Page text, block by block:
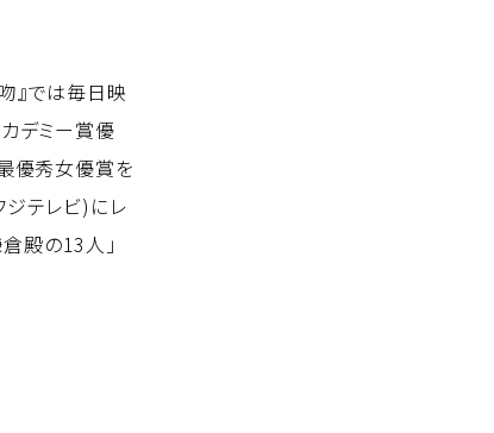
』では毎日映
デミー賞優
優秀女優賞を
ジテレビ)にレ
殿の13人」